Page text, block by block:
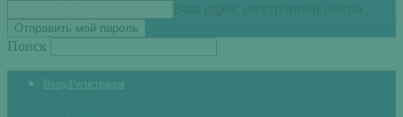
Ваш адрес электронной почты
Поиск
Вход/Регистрация